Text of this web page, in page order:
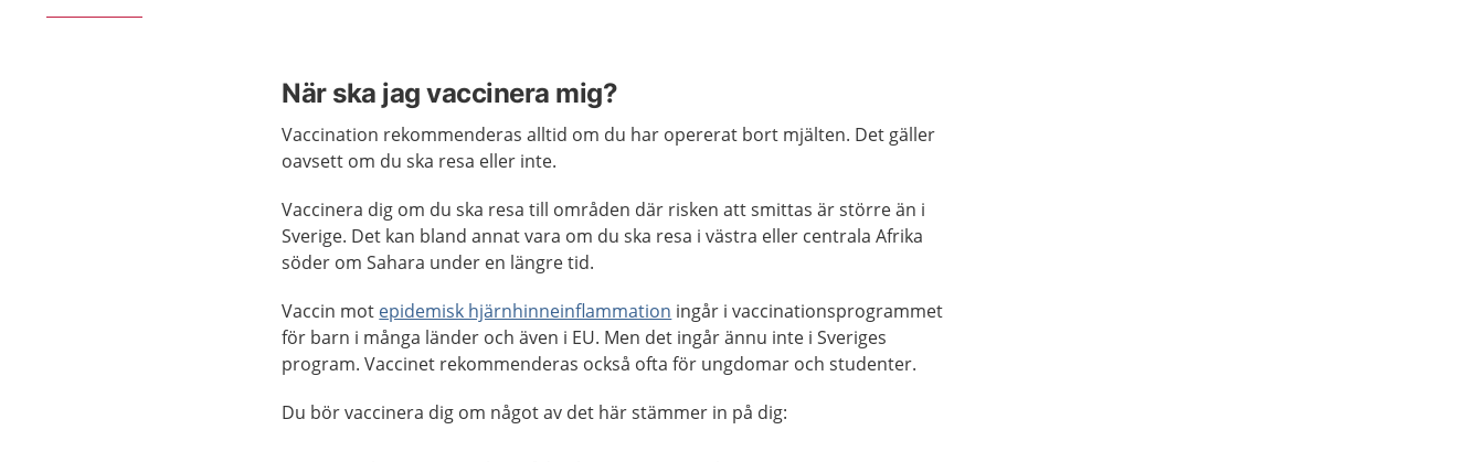
När ska jag vaccinera mig?
Vaccination rekommenderas alltid om du har opererat bort mjälten. Det gäller
oavsett om du ska resa eller inte.
Vaccinera dig om du ska resa till områden där risken att smittas är större än i
Sverige. Det kan bland annat vara om du ska resa i västra eller centrala Afrika
söder om Sahara under en längre tid.
Vaccin mot epidemisk hjärnhinneinflammation ingår i vaccinationsprogrammet
för barn i många länder och även i EU. Men det ingår ännu inte i Sveriges
program. Vaccinet rekommenderas också ofta för ungdomar och studenter.
Du bör vaccinera dig om något av det här stämmer in på dig: